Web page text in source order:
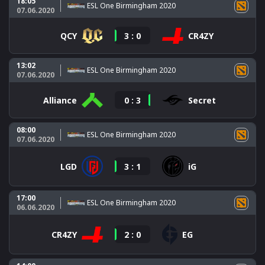
07.06.2020
ESL One Birmingham 2020
QCY 3 : 0 CR4ZY
13:02
07.06.2020
ESL One Birmingham 2020
Alliance 0 : 3 Secret
08:00
07.06.2020
ESL One Birmingham 2020
LGD 3 : 1 iG
17:00
06.06.2020
ESL One Birmingham 2020
CR4ZY 2 : 0 EG